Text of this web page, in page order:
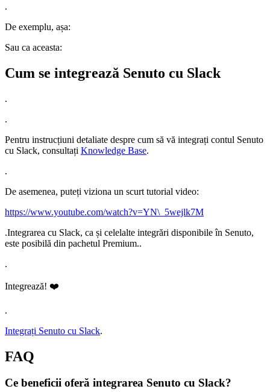
.
De exemplu, așa:
Sau ca aceasta:
Cum se integrează Senuto cu Slack
.
.
Pentru instrucțiuni detaliate despre cum să vă integrați contul Senuto
cu Slack, consultați Knowledge Base.
.
De asemenea, puteți viziona un scurt tutorial video:
https://www.youtube.com/watch?v=YN\_5wejlk7M
.Integrarea cu Slack, ca și celelalte integrări disponibile în Senuto,
este posibilă din pachetul Premium..
.
Integrează! ❤️
.
Integrați Senuto cu Slack.
FAQ
Ce beneficii oferă integrarea Senuto cu Slack?